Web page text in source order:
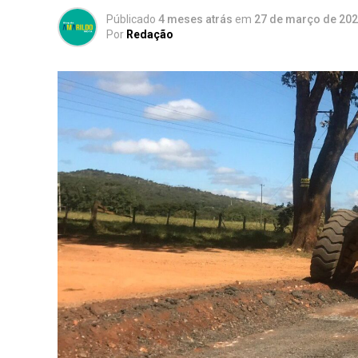
Públicado 4 meses atrás em 27 de março de
Por Redação